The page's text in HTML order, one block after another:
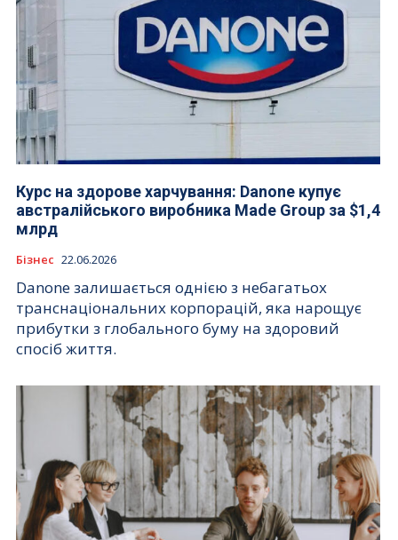
Курс на здорове харчування: Danone купує
австралійського виробника Made Group за $1,4
млрд
Бізнес 22.06.2026
Danone залишається однією з небагатьох
транснаціональних корпорацій, яка нарощує
прибутки з глобального буму на здоровий
спосіб життя.